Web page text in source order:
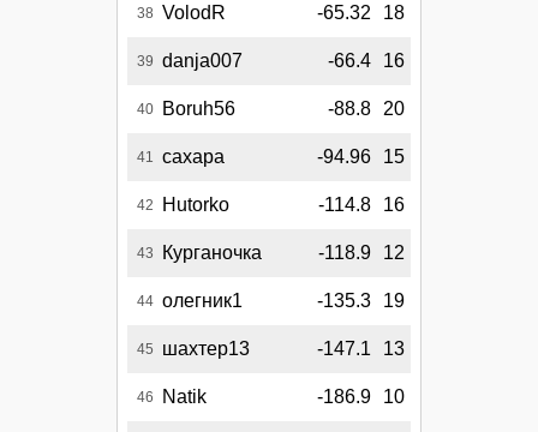
38 VolodR -65.32 18
39 danja007 -66.4 16
40 Boruh56 -88.8 20
41 сахара -94.96 15
42 Hutorko -114.8 16
43 Курганочка -118.9 12
44 олегник1 -135.3 19
45 шахтер13 -147.1 13
46 Natik -186.9 10